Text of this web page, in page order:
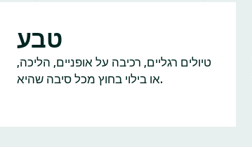
טבע
טיולים רגליים, רכיבה על אופניים, הליכה,
או בילוי בחוץ מכל סיבה שהיא.